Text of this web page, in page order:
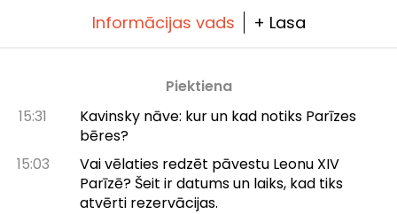
Informācijas vads + Lasa
Piektiena
15:31
Kavinsky nāve: kur un kad notiks Parīzes
bēres?
15:03
Vai vēlaties redzēt pāvestu Leonu XIV
Parīzē? Šeit ir datums un laiks, kad tiks
atvērti rezervācijas.